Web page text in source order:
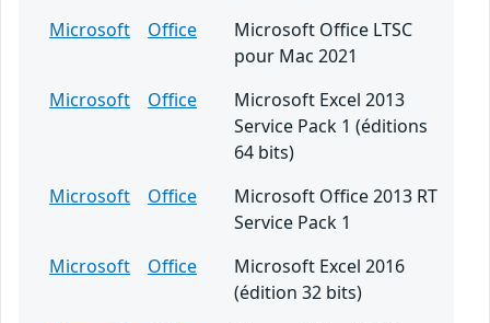
Microsoft
Office
Microsoft Office LTSC
pour Mac 2021
Microsoft
Office
Microsoft Excel 2013
Service Pack 1 (éditions
64 bits)
Microsoft
Office
Microsoft Office 2013 RT
Service Pack 1
Microsoft
Office
Microsoft Excel 2016
(édition 32 bits)